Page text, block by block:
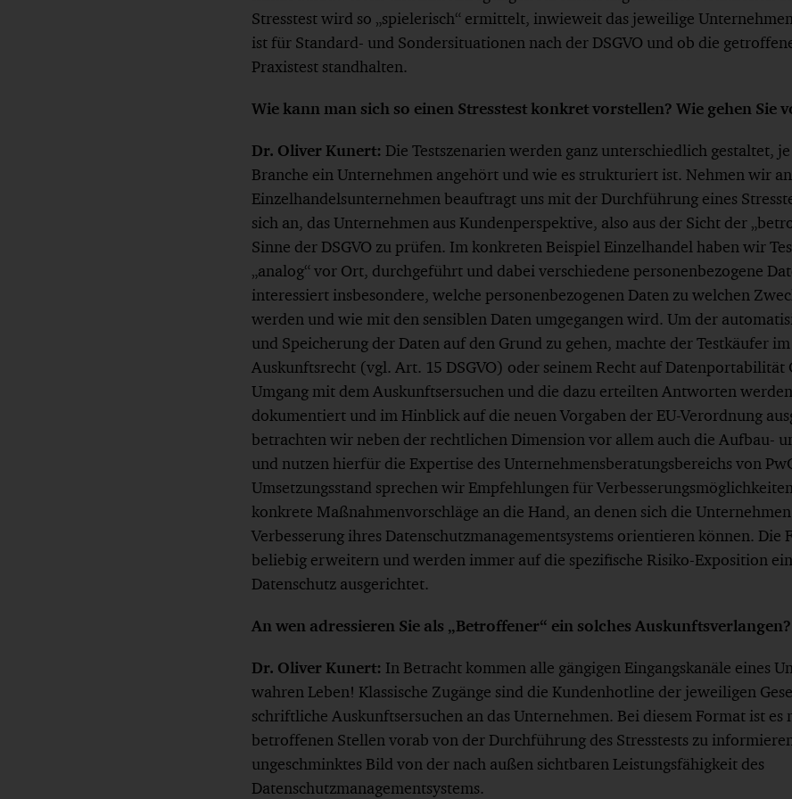
Stresstest wird so „spielerisch“ ermittelt, inwieweit das jeweilige
ist für Standard- und Sondersituationen nach der DSGVO und ob die
Praxistest standhalten.
Wie kann man sich so einen Stresstest konkret vorstellen? Wie gehen Sie
Dr. Oliver Kunert: Die Testszenarien werden ganz unterschiedlich gestaltet,
Branche ein Unternehmen angehört und wie es strukturiert ist. Nehmen wir
Einzelhandelsunternehmen beauftragt uns mit der Durchführung eines
sich an, das Unternehmen aus Kundenperspektive, also aus der Sicht der
Sinne der DSGVO zu prüfen. Im konkreten Beispiel Einzelhandel haben wir
„analog“ vor Ort, durchgeführt und dabei verschiedene personenbezogene
interessiert insbesondere, welche personenbezogenen Daten zu welchen
werden und wie mit den sensiblen Daten umgegangen wird. Um der
und Speicherung der Daten auf den Grund zu gehen, machte der Testkäufer
Auskunftsrecht (vgl. Art. 15 DSGVO) oder seinem Recht auf Datenportabilität
Umgang mit dem Auskunftsersuchen und die dazu erteilten Antworten
dokumentiert und im Hinblick auf die neuen Vorgaben der EU-Verordnung
betrachten wir neben der rechtlichen Dimension vor allem auch die Aufbau-
und nutzen hierfür die Expertise des Unternehmensberatungsbereichs von
Umsetzungsstand sprechen wir Empfehlungen für
konkrete Maßnahmenvorschläge an die Hand, an denen sich die
Verbesserung ihres Datenschutzmanagementsystems orientieren können. Die
beliebig erweitern und werden immer auf die spezifische Risiko-Exposition
Datenschutz ausgerichtet.
An wen adressieren Sie als „Betroffener“ ein solches Auskunftsverlangen?
Dr. Oliver Kunert: In Betracht kommen alle gängigen Eingangskanäle eines
wahren Leben! Klassische Zugänge sind die Kundenhotline der jeweiligen
schriftliche Auskunftsersuchen an das Unternehmen. Bei diesem Format ist
betroffenen Stellen vorab von der Durchführung des Stresstests zu
ungeschminktes Bild von der nach außen sichtbaren Leistungsfähigkeit des
Datenschutzmanagementsystems.